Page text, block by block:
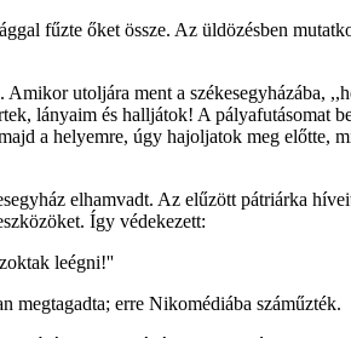
fűzte őket össze. Az üldözésben
utoljára ment a székesegyházába,
lányaim és halljátok! A pályafutásomat
a helyemre, úgy hajoljatok meg előtte,
elhamvadt. Az elűzött pátriárka
Így védekezett:
leégni!''
megtagadta; erre Nikomédiába száműzték.